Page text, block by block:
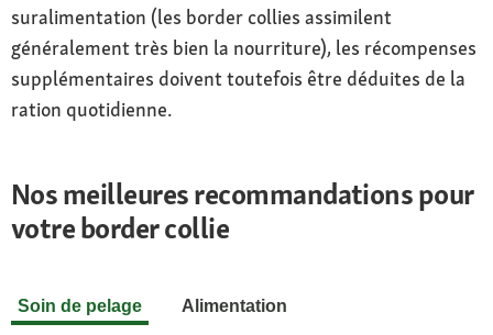
suralimentation (les border collies assimilent
généralement très bien la nourriture), les récompenses
supplémentaires doivent toutefois être déduites de la
ration quotidienne.
Nos meilleures recommandations pour
votre border collie
Soin de pelage Alimentation